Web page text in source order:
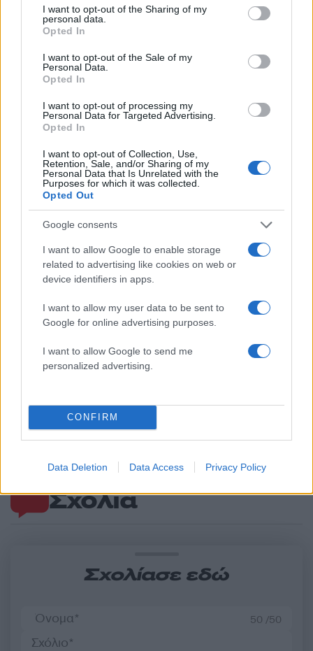
not limited to your visit or usage behaviour. You may click to
grant or deny consent to Google and its third-party tags to
use your data for below specified purposes in below Google
consent section.
I want to opt-out of the Sharing of my
personal data.
Opted In
I want to opt-out of the Sale of my
Personal Data.
Opted In
I want to opt-out of processing my
Personal Data for Targeted Advertising.
Opted In
I want to opt-out of Collection, Use,
Retention, Sale, and/or Sharing of my
Personal Data that Is Unrelated with the
Purposes for which it was collected.
Opted Out
Google consents
I want to allow Google to enable storage
related to advertising like cookies on web or
device identifiers in apps.
I want to allow my user data to be sent to
Google for online advertising purposes.
I want to allow Google to send me
personalized advertising.
CONFIRM
Data Deletion Data Access Privacy Policy
Σχόλια
Σχολίασε εδώ
50 /50
Αν τα χάσατε
Φλώρου στο Survivor:
«Όλα έχουν πάρει τον